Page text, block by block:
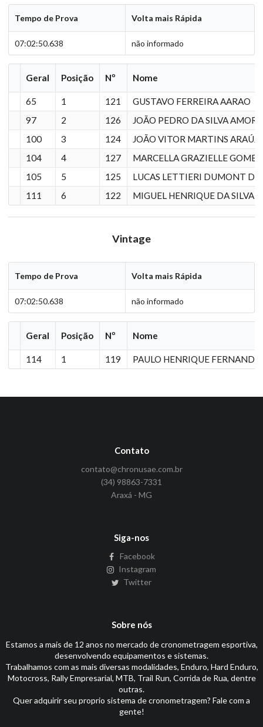
Tempo de Prova Volta mais Rápida
07:02:50.638 não informado
Geral Posição Nº Nome
65 1 121
GUSTAVO FERREIRA AARAO
97
2 126
JOÃO PEDRO DA SILVA
100
3 124
JOÃO VITOR MARTINS
104
4 127
MARCELLA GRAZIELLE
105
5 125
LUCAS LETTIERI DUMONT DE
111
6 122 MIGUEL HENRIQUE DA SILVA
Vintage
Tempo de Prova Volta mais Rápida
07:02:50.638 não informado
Geral Posição Nº Nome
114 1 119 PAULO HENRIQUE
Contato
contato@chronusae.com.br
(34) 98863-7331
Araxá - MG
Siga-nos
Facebook
Instagram
Twitter
Sobre nós
Estamos a mais de 12 anos no mercado de cronometragem esportiva,
desenvolvendo equipamentos e sistemas.
Trabalhamos com as mais diversas modalidades, Enduro, Hard Enduro,
Motocross, Rally Empresarial, MTB, Trail Run, Corrida de Rua, dentre
outras.
Quer adquirir seu proprio sistema de cronometragem? Fale com a
gente!